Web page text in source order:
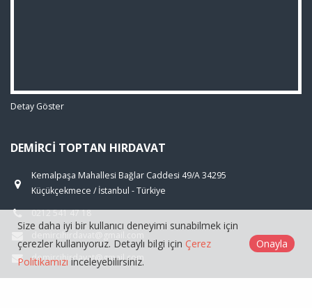
Detay Göster
DEMIRCI TOPTAN HIRDAVAT
Kemalpaşa Mahallesi Bağlar Caddesi 49/A 34295
Küçükçekmece / İstanbul - Türkiye
0212 541 47 18
demircihirdavat@gmail.com
demircihirdavat@gmail.com
Size daha iyi bir kullanıcı deneyimi sunabilmek için
çerezler kullanıyoruz. Detaylı bilgi için Çerez
Politikamızı inceleyebilirsiniz.
Onayla